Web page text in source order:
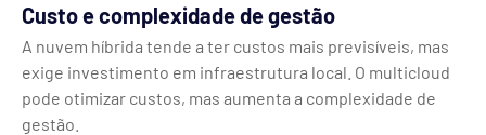
Custo e complexidade de gestão
A nuvem híbrida tende a ter custos mais previsíveis, mas
exige investimento em infraestrutura local. O multicloud
pode otimizar custos, mas aumenta a complexidade de
gestão.